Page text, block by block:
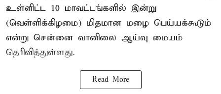
உள்ளிட்ட 10 மாவட்டங்களில் இன்று
(வெள்ளிக்கிழமை) மிதமான மழை பெய்யக்கூடும்
என்று சென்னை வானிலை ஆய்வு மையம்
தெரிவித்துள்ளது.
Read More